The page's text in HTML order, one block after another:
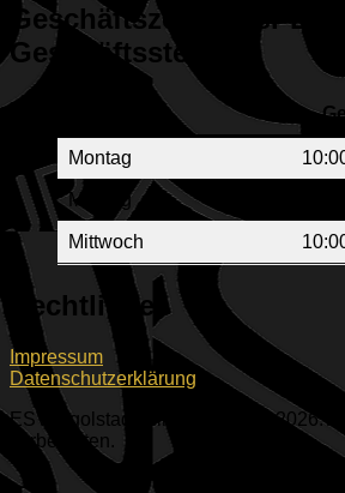
Geschäftszeiten der ESV-
Geschäftsstelle
Wochentag
Montag
Montag
Mittwoch
Rechtliches
Impressum
Datenschutzerklärung
ESV Ingolstadt-Ringsee e.V. © 2026.
vorbehalten.